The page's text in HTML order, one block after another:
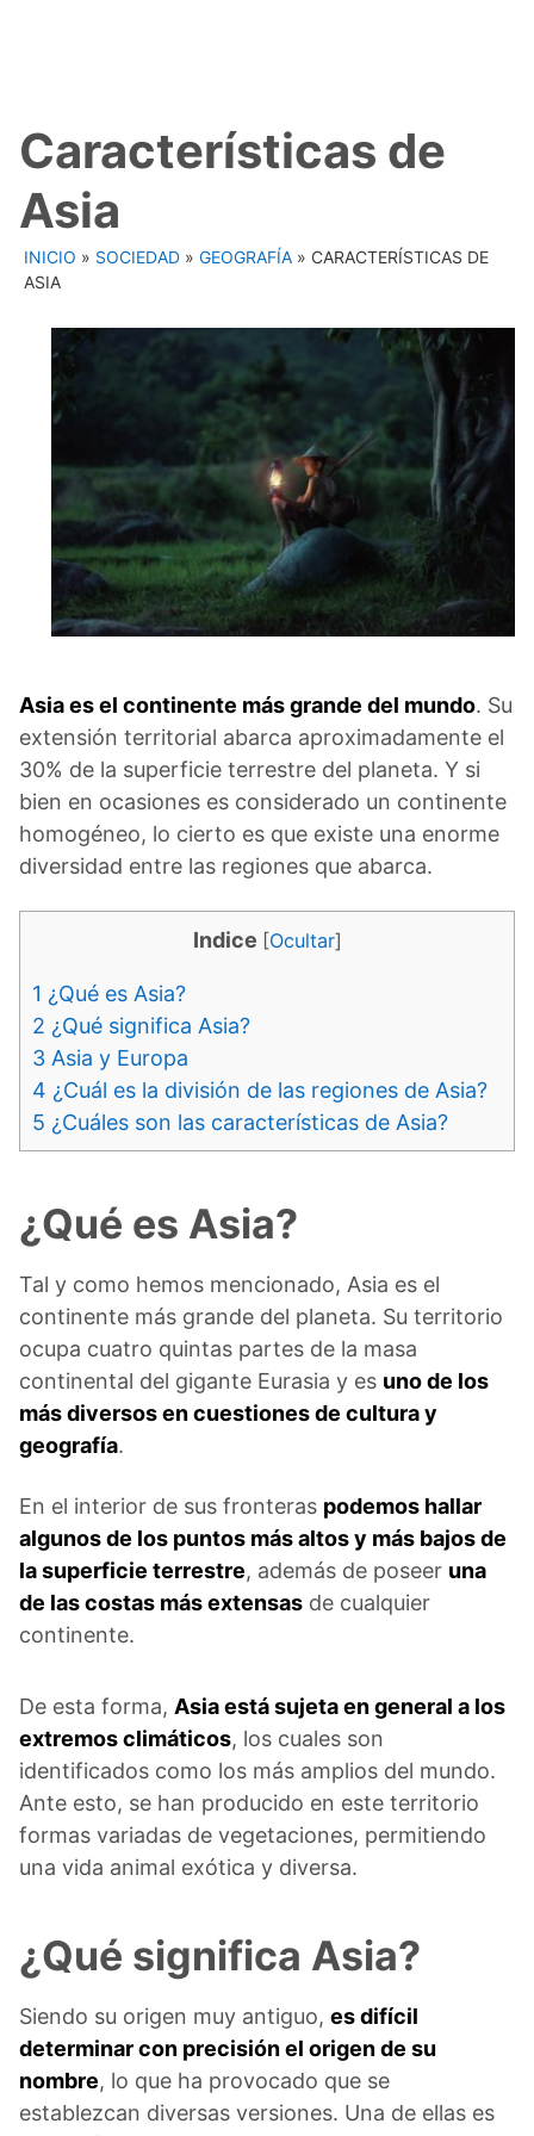
Características de
Asia
INICIO » SOCIEDAD » GEOGRAFÍA » CARACTERÍSTICAS DE
ASIA
Asia es el continente más grande del mundo. Su
extensión territorial abarca aproximadamente el
30% de la superficie terrestre del planeta. Y si
bien en ocasiones es considerado un continente
homogéneo, lo cierto es que existe una enorme
diversidad entre las regiones que abarca.
Indice [Ocultar]
1 ¿Qué es Asia?
2 ¿Qué significa Asia?
3 Asia y Europa
4 ¿Cuál es la división de las regiones de Asia?
5 ¿Cuáles son las características de Asia?
¿Qué es Asia?
Tal y como hemos mencionado, Asia es el
continente más grande del planeta. Su territorio
ocupa cuatro quintas partes de la masa
continental del gigante Eurasia y es uno de los
más diversos en cuestiones de cultura y
geografía.
En el interior de sus fronteras podemos hallar
algunos de los puntos más altos y más bajos de
la superficie terrestre, además de poseer una
de las costas más extensas de cualquier
continente.
De esta forma, Asia está sujeta en general a los
extremos climáticos, los cuales son
identificados como los más amplios del mundo.
Ante esto, se han producido en este territorio
formas variadas de vegetaciones, permitiendo
una vida animal exótica y diversa.
¿Qué significa Asia?
Siendo su origen muy antiguo, es difícil
determinar con precisión el origen de su
nombre, lo que ha provocado que se
establezcan diversas versiones. Una de ellas es